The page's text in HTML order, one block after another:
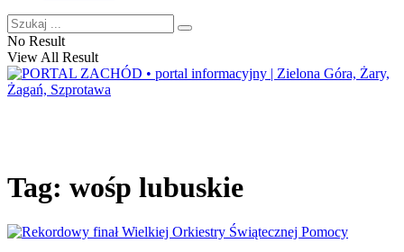
No Result
View All Result
Tag: wośp lubuskie